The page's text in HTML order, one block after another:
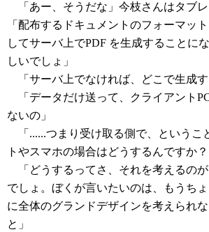
「あー、そうだな」今枝さんはタブレ
「配布するドキュメントのフォーマッ
してサーバ上でPDF を生成すること
しいでしょ」
「サーバ上でなければ、どこで生成す
「データだけ送って、クライアント
ないの」
「......つまり受け取る側で、というこ
トやスマホの場合はどうするんですか？
「どうするってさ、それを考えるの
でしょ。ぼくが言いたいのは、もうち
に全体のグランドデザインを考えられ
と」